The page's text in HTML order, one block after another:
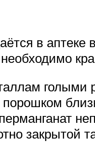
в
закрытой